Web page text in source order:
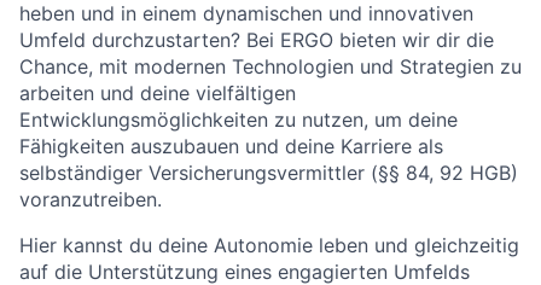
heben und in einem dynamischen und innovativen
Umfeld durchzustarten? Bei ERGO bieten wir dir die
Chance, mit modernen Technologien und Strategien zu
arbeiten und deine vielfältigen
Entwicklungsmöglichkeiten zu nutzen, um deine
Fähigkeiten auszubauen und deine Karriere als
selbständiger Versicherungsvermittler (§§ 84, 92 HGB)
voranzutreiben.
Hier kannst du deine Autonomie leben und gleichzeitig
auf die Unterstützung eines engagierten Umfelds